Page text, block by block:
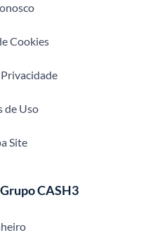
Cookies
de Uso
Site
CASH3